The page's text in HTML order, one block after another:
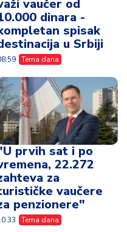
vaučer od
dinara -
spisak
u Srbiji
Tema dana
prvih sat i po
22.272
za
vaučere
penzionere"
Tema dana